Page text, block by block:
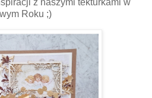
z naszymi tekturkami w
Roku ;)